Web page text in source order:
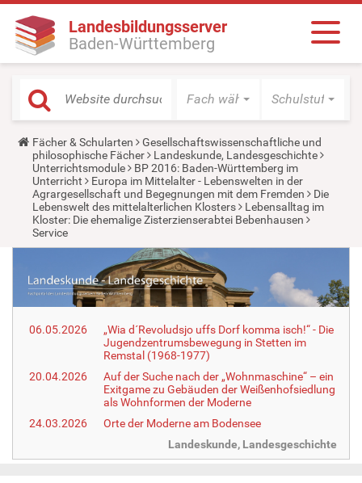
Landesbildungsserver
Baden-Württemberg
Fach wählen Schulstufe
Y
o
u
a
r
e
h
e
r
Fächer & Schularten
Gesellschaftswissenschaftliche und
philosophische Fächer
Landeskunde, Landesgeschichte
Unterrichtsmodule
BP 2016: Baden-Württemberg im
Unterricht
Europa im Mittelalter - Lebenswelten in der
Agrargesellschaft und Begegnungen mit dem Fremden
Die
Lebenswelt des mittelalterlichen Klosters
Lebensalltag im
Kloster: Die ehemalige Zisterzienserabtei Bebenhausen
Service
06.05.2026
„Wia d´Revoludsjo uffs Dorf komma isch!“ - Die
Jugendzentrumsbewegung in Stetten im
Remstal (1968-1977)
20.04.2026
Auf der Suche nach der „Wohnmaschine“ – ein
Exitgame zu Gebäuden der Weißenhofsiedlung
als Wohnformen der Moderne
24.03.2026
Orte der Moderne am Bodensee
Landeskunde, Landesgeschichte